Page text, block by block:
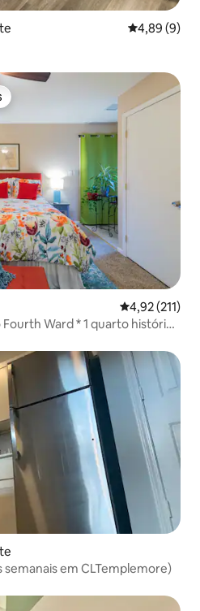
4,89 de uma
4,89 (9)
dos hóspedes
4,92 de uma
4,92 (211)
Ward * 1 quarto histórico
semanais em CLTemplemore)